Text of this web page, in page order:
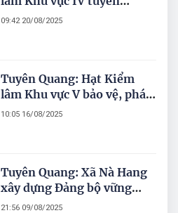
truyền bảo vệ rừng
09:42 20/08/2025
Tuyên Quang: Hạt Kiểm
lâm Khu vực V bảo vệ, phát
triển rừng
10:05 16/08/2025
Tuyên Quang: Xã Nà Hang
xây dựng Đảng bộ vững
mạnh, lãnh đạo phát triển
21:56 09/08/2025